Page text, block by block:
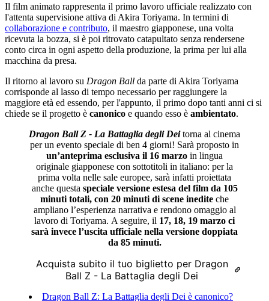
Il film animato rappresenta il primo lavoro ufficiale realizzato con
l'attenta supervisione attiva di Akira Toriyama. In termini di
collaborazione e contributo, il maestro giapponese, una volta
ricevuta la bozza, si è poi ritrovato catapultato senza rendersene
conto circa in ogni aspetto della produzione, la prima per lui alla
macchina da presa.
Il ritorno al lavoro su Dragon Ball da parte di Akira Toriyama
corrisponde al lasso di tempo necessario per raggiungere la
maggiore età ed essendo, per l'appunto, il primo dopo tanti anni ci si
chiede se il progetto è canonico e quando esso è ambientato.
Dragon Ball Z - La Battaglia degli Deitorna al cinema
per un evento speciale di ben 4 giorni! Sarà proposto in
un’anteprima esclusiva il 16 marzo in lingua
originale giapponese con sottotitoli in italiano: per la
prima volta nelle sale europee, sarà infatti proiettata
anche questa speciale versione estesa del film da 105
minuti totali, con 20 minuti di scene inedite che
ampliano l’esperienza narrativa e rendono omaggio al
lavoro di Toriyama. A seguire, il 17, 18, 19 marzo ci
sarà invece l’uscita ufficiale nella versione doppiata
da 85 minuti.
Acquista subito il tuo biglietto per Dragon
Ball Z - La Battaglia degli Dei
Dragon Ball Z: La Battaglia degli Dei è canonico?